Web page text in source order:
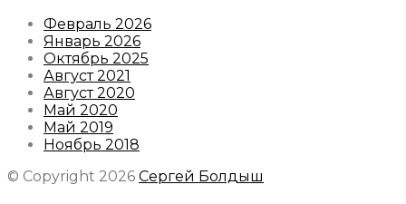
Февраль 2026
Январь 2026
Октябрь 2025
Август 2021
Август 2020
Май 2020
Май 2019
Ноябрь 2018
© Copyright 2026 Сергей Болдыш